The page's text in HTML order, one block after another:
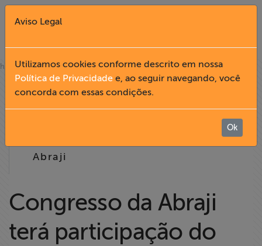
Fechar X
English
Institucional
Formação
Acesso à
Informação
home»notícias
22.04
Abraji
Congresso da Abraji
terá participação do
Aviso Legal
Utilizamos cookies conforme descrito em nossa
Política de Privacidade e, ao seguir navegando, você
concorda com essas condições.
Ok